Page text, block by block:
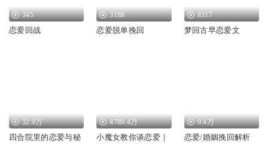
345
恋爱回战
3188
恋爱脱单挽回
8317
梦回古早恋爱文
32.9万
四合院里的恋爱与秘
4789.4万
小魔女教你谈恋爱｜
9.4万
恋爱/婚姻挽回解析